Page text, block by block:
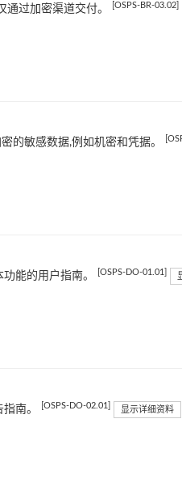
通过加密渠道交付。 [OSPS-BR-03.02]
的敏感数据,例如机密和凭据。
能的用户指南。 [OSPS-DO-01.01]
南。 [OSPS-DO-02.01] 显示详细资料